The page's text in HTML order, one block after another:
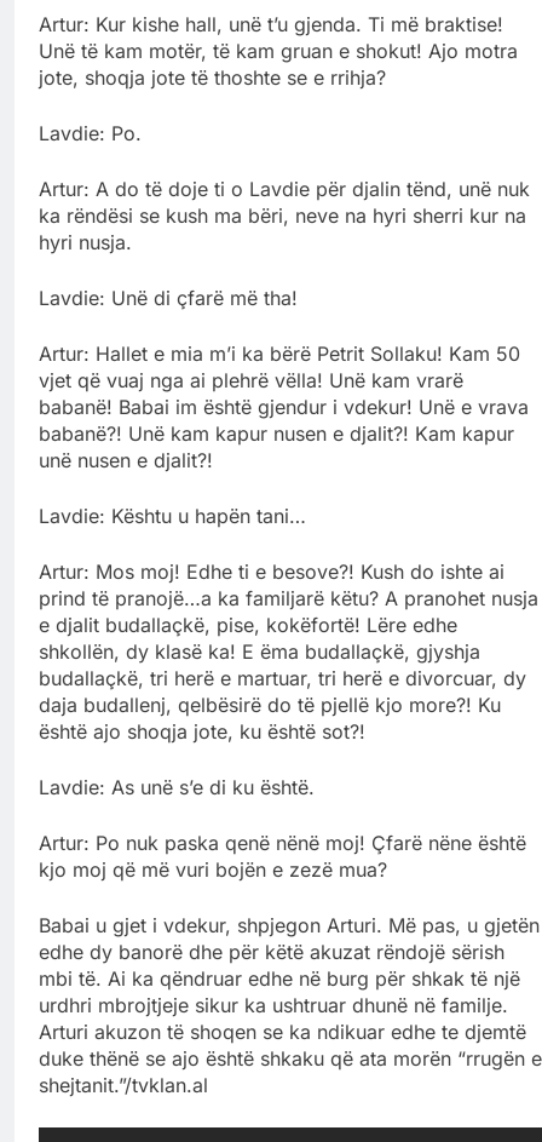
Artur: Kur kishe hall, unë t’u gjenda. Ti më braktise!
Unë të kam motër, të kam gruan e shokut! Ajo motra
jote, shoqja jote të thoshte se e rrihja?
Lavdie: Po.
Artur: A do të doje ti o Lavdie për djalin tënd, unë nuk
ka rëndësi se kush ma bëri, neve na hyri sherri kur na
hyri nusja.
Lavdie: Unë di çfarë më tha!
Artur: Hallet e mia m’i ka bërë Petrit Sollaku! Kam 50
vjet që vuaj nga ai plehrë vëlla! Unë kam vrarë
babanë! Babai im është gjendur i vdekur! Unë e vrava
babanë?! Unë kam kapur nusen e djalit?! Kam kapur
unë nusen e djalit?!
Lavdie: Kështu u hapën tani…
Artur: Mos moj! Edhe ti e besove?! Kush do ishte ai
prind të pranojë…a ka familjarë këtu? A pranohet nusja
e djalit budallaçkë, pise, kokëfortë! Lëre edhe
shkollën, dy klasë ka! E ëma budallaçkë, gjyshja
budallaçkë, tri herë e martuar, tri herë e divorcuar, dy
daja budallenj, qelbësirë do të pjellë kjo more?! Ku
është ajo shoqja jote, ku është sot?!
Lavdie: As unë s’e di ku është.
Artur: Po nuk paska qenë nënë moj! Çfarë nëne është
kjo moj që më vuri bojën e zezë mua?
Babai u gjet i vdekur, shpjegon Arturi. Më pas, u gjetën
edhe dy banorë dhe për këtë akuzat rëndojë sërish
mbi të. Ai ka qëndruar edhe në burg për shkak të një
urdhri mbrojtjeje sikur ka ushtruar dhunë në familje.
Arturi akuzon të shoqen se ka ndikuar edhe te djemtë
duke thënë se ajo është shkaku që ata morën “rrugën e
shejtanit.”/tvklan.al